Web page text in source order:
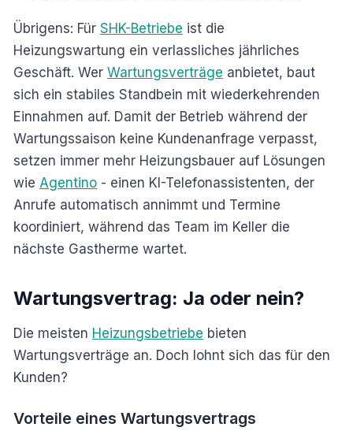
Übrigens: Für SHK-Betriebe ist die
Heizungswartung ein verlassliches jährliches
Geschäft. Wer Wartungsverträge anbietet, baut
sich ein stabiles Standbein mit wiederkehrenden
Einnahmen auf. Damit der Betrieb während der
Wartungssaison keine Kundenanfrage verpasst,
setzen immer mehr Heizungsbauer auf Lösungen
wie Agentino - einen KI-Telefonassistenten, der
Anrufe automatisch annimmt und Termine
koordiniert, während das Team im Keller die
nächste Gastherme wartet.
Wartungsvertrag: Ja oder nein?
Die meisten Heizungsbetriebe bieten
Wartungsverträge an. Doch lohnt sich das für den
Kunden?
Vorteile eines Wartungsvertrags